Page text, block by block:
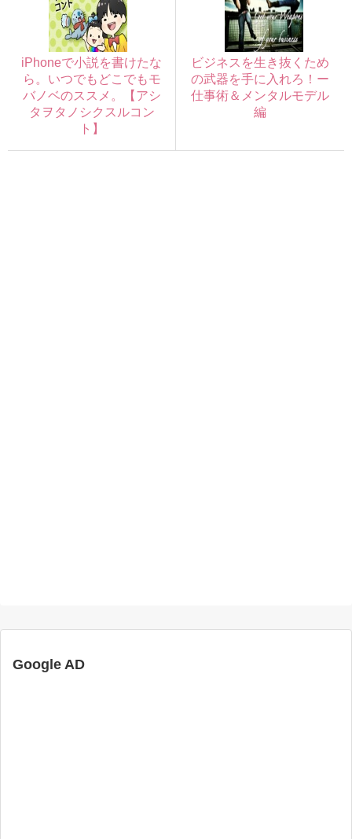
iPhoneで小説を書けたな
ら。いつでもどこでもモ
バノベのススメ。【アシ
タヲタノシクスルコン
ト】
ビジネスを生き抜くため
の武器を手に入れろ！ー
仕事術＆メンタルモデル
編
Google AD